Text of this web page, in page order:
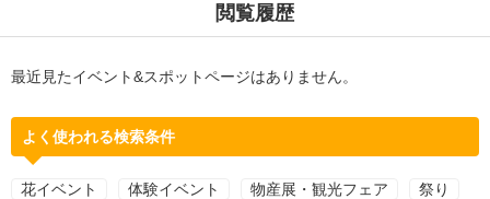
閲覧履歴
最近見たイベント&スポットページはありません。
よく使われる検索条件
花イベント 体験イベント 物産展・観光フェア 祭り